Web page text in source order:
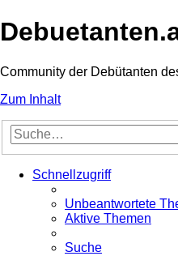
Community der Debütanten
Zum Inhalt
Schnellzugriff
Unbeantwortete
Aktive Themen
Suche